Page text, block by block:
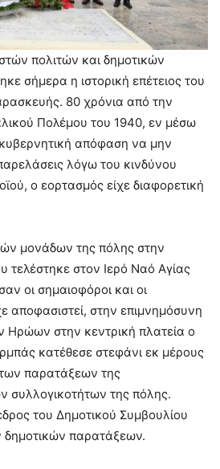
πολιτών και δημοτικών
σήμερα η ιστορική επέτειος του
80 χρόνια από την
Πολέμου του 1940, εν μέσω
απόφαση να μην
λόγω του κινδύνου
ο εορτασμός είχε διαφορετική
μονάδων της πόλης στην
τελέστηκε στον Ιερό Ναό Αγίας
οι σημαιοφόροι και οι
αποφασιστεί, στην επιμνημόσυνη
Ηρώων στην κεντρική πλατεία ο
κατέθεσε στεφάνι εκ μέρους
παρατάξεων της
συλλογικοτήτων της πόλης.
του Δημοτικού Συμβουλίου
δημοτικών παρατάξεων.